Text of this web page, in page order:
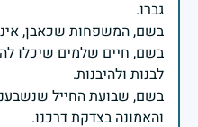
בשם, חיים שלמים שיכלו
בשם, שבועת החייל